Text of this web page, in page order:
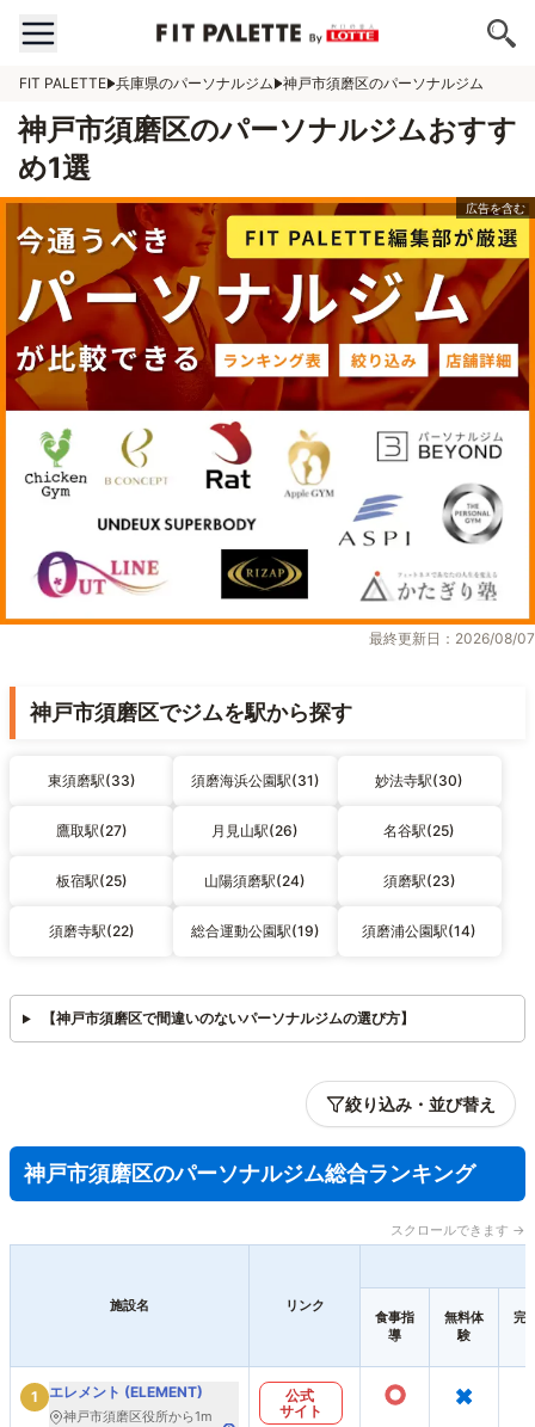
FIT PALETTE 兵庫県のパーソナルジム 神戸市須磨区のパーソナルジム
神戸市須磨区のパーソナルジムおすす
め1選
最終更新日：2026/08/07
神戸市須磨区でジムを駅から探す
東須磨駅(33) 須磨海浜公園駅(31) 妙法寺駅(30)
鷹取駅(27) 月見山駅(26) 名谷駅(25)
板宿駅(25) 山陽須磨駅(24) 須磨駅(23)
須磨寺駅(22) 総合運動公園駅(19) 須磨浦公園駅(14)
【神戸市須磨区で間違いのないパーソナルジムの選び方】
絞り込み・並び替え
神戸市須磨区のパーソナルジム総合ランキング
スクロールできます →
施設名 リンク
食事指
導
無料体
験
完
1 エレメント (ELEMENT)
神戸市須磨区役所から1m
公式
サイト
○ ×